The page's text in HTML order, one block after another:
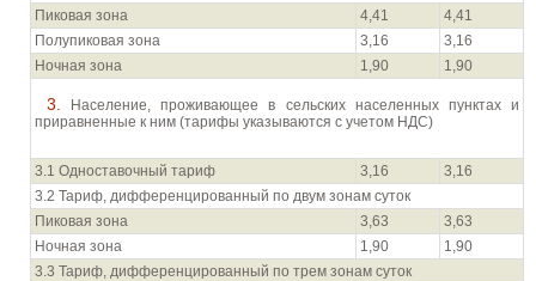
Пиковая зона
4,41
4,41
Полупиковая зона
3,16
3,16
Ночная зона
1,90 1,90
3. Население, проживающее в сельских населенных пунктах и
приравненные к ним (тарифы указываются с учетом НДС)
3.1 Одноставочный тариф 3,16
3,16
3.2 Тариф, дифференцированный по двум зонам суток
Пиковая зона
3,63
3,63
Ночная зона
1,90
1,90
3.3 Тариф, дифференцированный по трем зонам суток